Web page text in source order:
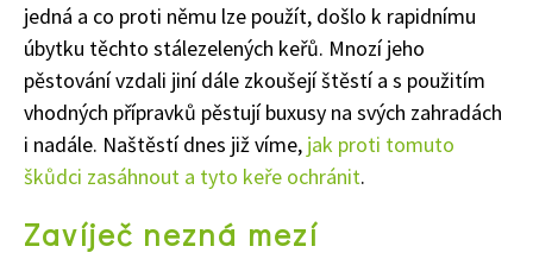
jedná a co proti němu lze použít, došlo k rapidnímu
úbytku těchto stálezelených keřů. Mnozí jeho
pěstování vzdali jiní dále zkoušejí štěstí a s použitím
vhodných přípravků pěstují buxusy na svých zahradách
i nadále. Naštěstí dnes již víme, jak proti tomuto
škůdci zasáhnout a tyto keře ochránit.
Zavíječ nezná mezí